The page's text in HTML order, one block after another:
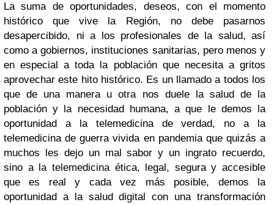
La suma de oportunidades, deseos, con el momento
histórico que vive la Región, no debe pasarnos
desapercibido, ni a los profesionales de la salud, así
como a gobiernos, instituciones sanitarias, pero menos y
en especial a toda la población que necesita a gritos
aprovechar este hito histórico. Es un llamado a todos los
que de una manera u otra nos duele la salud de la
población y la necesidad humana, a que le demos la
oportunidad a la telemedicina de verdad, no a la
telemedicina de guerra vivida en pandemia que quizás a
muchos les dejo un mal sabor y un ingrato recuerdo,
sino a la telemedicina ética, legal, segura y accesible
que es real y cada vez más posible, demos la
oportunidad a la salud digital con una transformación